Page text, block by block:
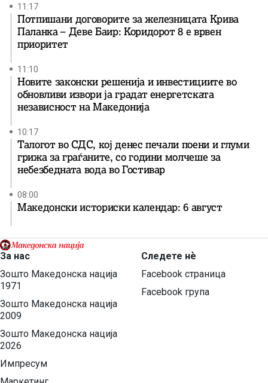
11:17
Потпишани договорите за железницата Крива
Паланка – Деве Баир: Коридорот 8 е врвен
приоритет
11:10
Новите законски решенија и инвестициите во
обновливи извори ја градат енергетската
независност на Македонија
10:17
Талогот во СДС, кој денес печали поени и глуми
грижа за граѓаните, со години молчеше за
небезбедната вода во Гостивар
08:00
Македонски историски календар: 6 август
За нас
Зошто Македонска нација
1971
Зошто Македонска нација
2009
Зошто Македонска нација
2026
Импресум
Следете нѐ
Facebook страница
Facebook група